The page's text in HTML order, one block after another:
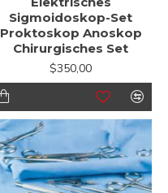
Sigmoidoskop-Set
Proktoskop Anoskop
Chirurgisches Set
$350,00